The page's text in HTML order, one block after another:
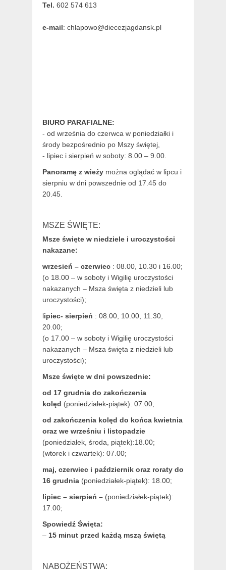
Tel. 602 574 613
e-mail: chlapowo@diecezjagdansk.pl
BIURO PARAFIALNE:
- od września do czerwca w poniedziałki i
środy bezpośrednio po Mszy świętej,
- lipiec i sierpień w soboty: 8.00 – 9.00.
Panoramę z wieży można oglądać w lipcu i
sierpniu w dni powszednie od 17.45 do
20.45.
MSZE ŚWIĘTE:
Msze święte w niedziele i uroczystości
nakazane:
wrzesień – czerwiec : 08.00, 10.30 i 16.00;
(o 18.00 – w soboty i Wigilię uroczystości
nakazanych – Msza święta z niedzieli lub
uroczystości);
lipiec- sierpień : 08.00, 10.00, 11.30,
20.00;
(o 17.00 – w soboty i Wigilię uroczystości
nakazanych – Msza święta z niedzieli lub
uroczystości);
Msze święte w dni powszednie:
od 17 grudnia do zakończenia
kolęd (poniedziałek-piątek): 07.00;
od zakończenia kolęd do końca kwietnia
oraz we wrześniu i listopadzie
(poniedziałek, środa, piątek):18.00;
(wtorek i czwartek): 07.00;
maj, czerwiec i październik oraz roraty do
16 grudnia (poniedziałek-piątek): 18.00;
lipiec – sierpień – (poniedziałek-piątek):
17.00;
Spowiedź Święta:
– 15 minut przed każdą mszą świętą
NABOŻEŃSTWA: